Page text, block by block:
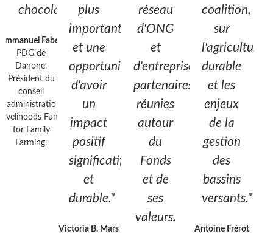
chocolat..."
Emmanuel Faber
PDG de
Danone.
Président du
conseil
d'administration,
Livelihoods Fund
for Family
Farming.
plus
importante,
et une
opportunité
d'avoir
un
impact
positif
significatif
et
durable."
Victoria B. Mars
réseau
d'ONG
et
d'entreprises
partenaires
réunies
autour
du
Fonds
et de
ses
valeurs.
coalition,
sur
l'agriculture
durable
et les
enjeux
de la
gestion
des
bassins
versants."
Antoine Frérot